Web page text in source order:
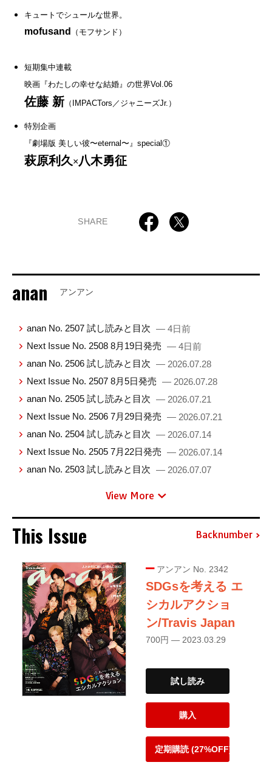
キュートでシュールな世界。
mofusand （モフサンド）
短期集中連載
映画『わたしの幸せな結婚』の世界Vol.06
佐藤 新 （IMPACTors／ジャニーズJr.）
特別企画
『劇場版 美しい彼〜eternal〜』special①
萩原利久 × 八木勇征
SHARE
anan アンアン
anan No. 2507 試し読みと目次 — 4日前
Next Issue No. 2508 8月19日発売 — 4日前
anan No. 2506 試し読みと目次 — 2026.07.28
Next Issue No. 2507 8月5日発売 — 2026.07.28
anan No. 2505 試し読みと目次 — 2026.07.21
Next Issue No. 2506 7月29日発売 — 2026.07.21
anan No. 2504 試し読みと目次 — 2026.07.14
Next Issue No. 2505 7月22日発売 — 2026.07.14
anan No. 2503 試し読みと目次 — 2026.07.07
View More
This Issue Backnumber
アンアン No. 2342
SDGsを考える エ
シカルアクショ
ン/Travis Japan
700円 — 2023.03.29
試し読み
購入
定期購読 (27%OFF)